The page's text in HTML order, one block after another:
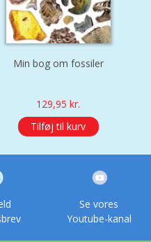
Min bog om fossiler
129,95kr.
Tilføj til kurv
Se vores
Youtube-kanal